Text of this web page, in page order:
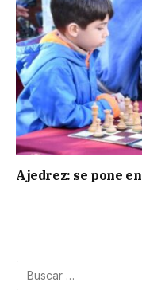
Ajedrez: se pone